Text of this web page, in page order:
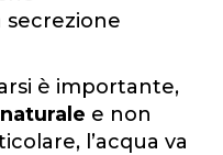
secrezione
è importante,
e non
l’acqua va